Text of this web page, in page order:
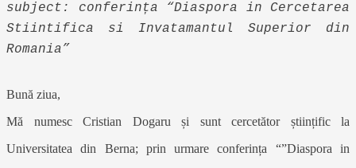
subject: conferința “Diaspora in Cercetarea
Stiintifica si Invatamantul Superior din
Romania”
Bună ziua,
Mă numesc Cristian Dogaru și sunt cercetător științific la
Universitatea din Berna; prin urmare conferința “”Diaspora in